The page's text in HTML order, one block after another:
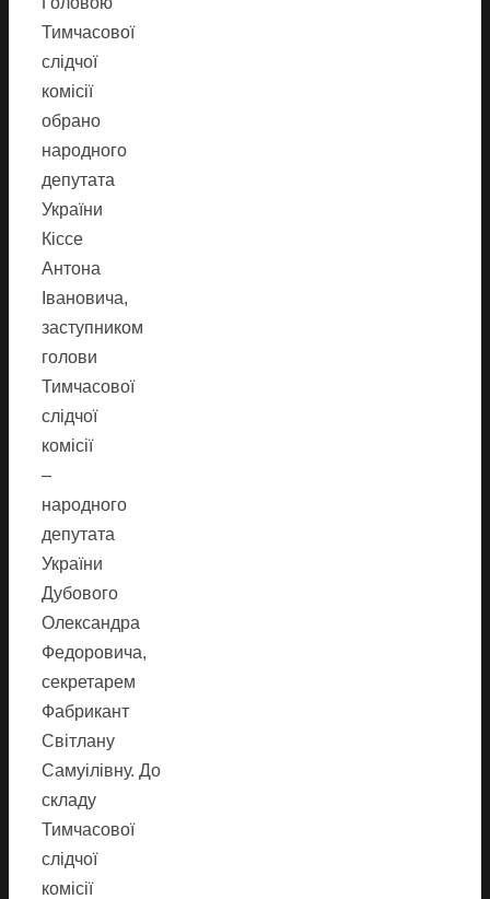
Тимчасової
слідчої
комісії
обрано
народного
депутата
України
Кіссе
Антона
Івановича,
заступником
голови
Тимчасової
слідчої
комісії
–
народного
депутата
України
Дубового
Олександра
Федоровича,
секретарем
Фабрикант
Світлану
Самуілівну. До
складу
Тимчасової
слідчої
комісії